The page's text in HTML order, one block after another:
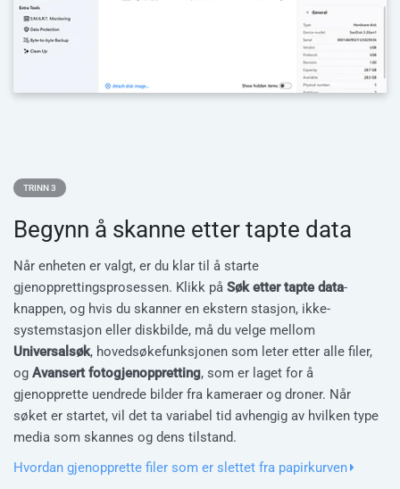
TRINN 3
Begynn å skanne etter tapte data
Når enheten er valgt, er du klar til å starte
gjenopprettingsprosessen. Klikk på Søk etter tapte data-
knappen, og hvis du skanner en ekstern stasjon, ikke-
systemstasjon eller diskbilde, må du velge mellom
Universalsøk, hovedsøkefunksjonen som leter etter alle filer,
og Avansert fotogjenoppretting, som er laget for å
gjenopprette uendrede bilder fra kameraer og droner. Når
søket er startet, vil det ta variabel tid avhengig av hvilken type
media som skannes og dens tilstand.
Hvordan gjenopprette filer som er slettet fra papirkurven